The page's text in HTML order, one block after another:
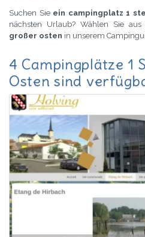
Suchen Sie ein campingplatz 1
nächsten Urlaub? Wählen Sie aus
großer osten in unserem
4 Campingplätze 1
Osten sind